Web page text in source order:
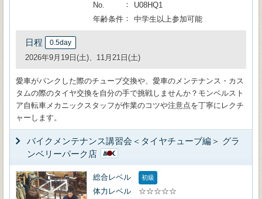
No.
U08HQ1
年齢条件
中学生以上参加可能
日程 0.5day
2026年9月19日(土)、11月21日(土)
愛車がパンクした際のチューブ交換や、愛車のメンテナンス・カス
タムの際のタイヤ交換を自分の手で挑戦しませんか？モンベルスト
ア自転車メカニックスタッフが作業のコツや注意点を丁寧にレクチ
ャーします。
バイクメンテナンス講習会＜タイヤチューブ編＞ グラ
ンベリーパーク店
総合レベル 初級
体力レベル ☆☆☆☆☆